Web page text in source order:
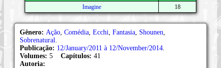
Imagine
18
Gênero: Ação Comédia Ecchi Fantasia Shounen
Sobrenatural
Publicação: 12/January/2011 à 12/November/2014
Volumes: 5 Capítulos: 41
Autoria: